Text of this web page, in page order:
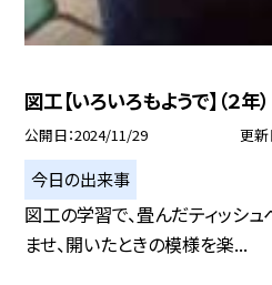
図工【いろいろもようで】（２年）
公開日 2024/11/29 更新
今日の出来事
図工の学習で、畳んだティッシ
ませ、開いたときの模様を楽...